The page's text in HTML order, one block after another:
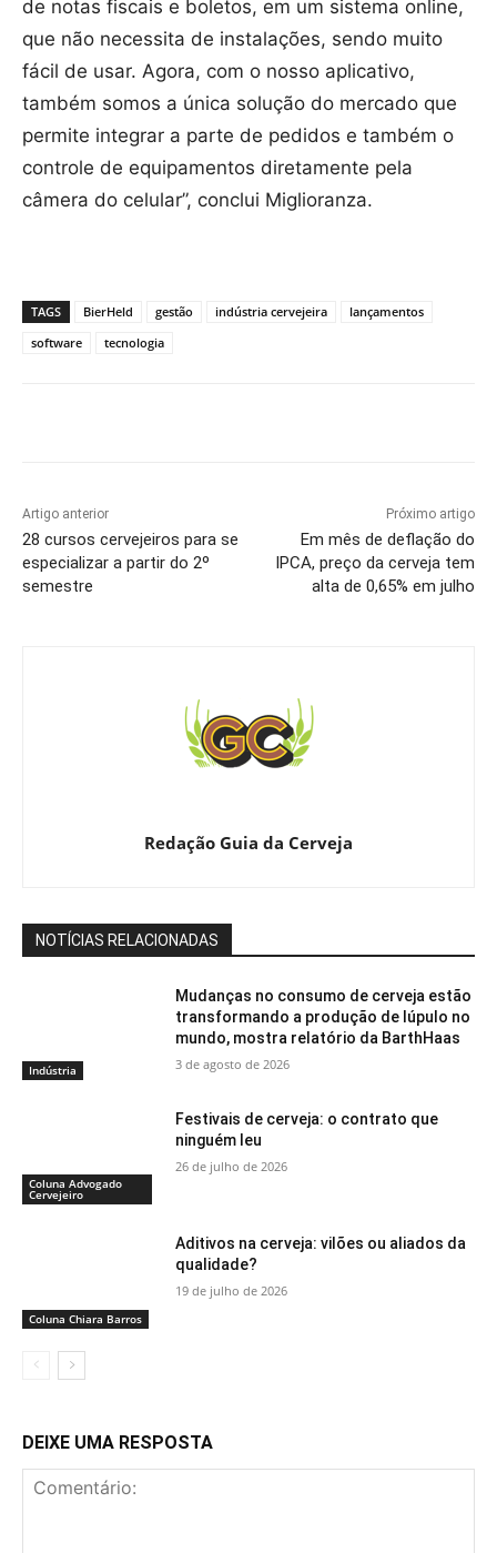
de notas fiscais e boletos, em um sistema online,
que não necessita de instalações, sendo muito
fácil de usar. Agora, com o nosso aplicativo,
também somos a única solução do mercado que
permite integrar a parte de pedidos e também o
controle de equipamentos diretamente pela
câmera do celular”, conclui Miglioranza.
TAGS BierHeld gestão indústria cervejeira
lançamentos
software
tecnologia
Artigo anterior
28 cursos cervejeiros para se
especializar a partir do 2º
semestre
Próximo artigo
Em mês de deflação do
IPCA, preço da cerveja tem
alta de 0,65% em julho
Redação Guia da Cerveja
NOTÍCIAS RELACIONADAS
Indústria
Mudanças no consumo de cerveja estão
transformando a produção de lúpulo no
mundo, mostra relatório da BarthHaas
3 de agosto de 2026
Coluna Advogado
Cervejeiro
Festivais de cerveja: o contrato que
ninguém leu
26 de julho de 2026
Coluna Chiara Barros
Aditivos na cerveja: vilões ou aliados da
qualidade?
19 de julho de 2026
DEIXE UMA RESPOSTA